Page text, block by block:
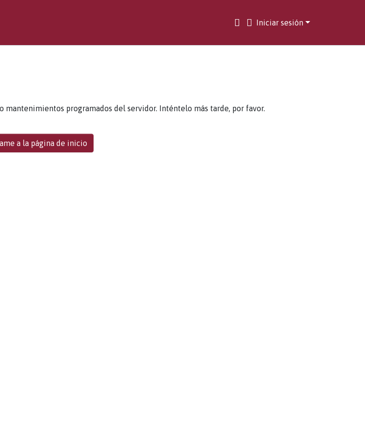
Iniciar sesión
mantenimientos programados del servidor. Inténtelo más tarde, por favor.
a la página de inicio